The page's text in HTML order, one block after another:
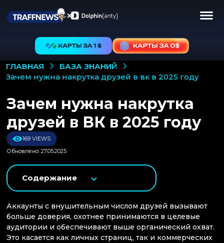
ГЛАВНАЯ
БАЗА ЗНАНИЙ
зачем нужна накрутка друзей в вк в 2025 году
Зачем нужна накрутка
друзей в ВК в 2025 году
169 VIEWS
Обновлено: 27.05.2025
Содержание
Аккаунты с внушительным числом друзей вызывают
больше доверия, охотнее принимаются в целевые
аудитории и обеспечивают выше органический охват.
Это касается как личных страниц, так и коммерческих